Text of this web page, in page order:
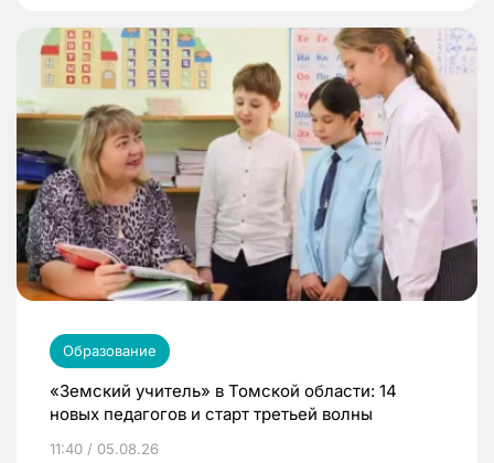
Образование
«Земский учитель» в Томской области: 14
новых педагогов и старт третьей волны
11:40 / 05.08.26